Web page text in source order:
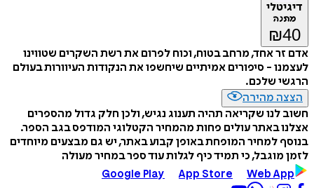
דיגיטלי
מתנה
₪40
אדם זר אחד, מרחב בטוח, וכוח לפרום את רשת השקרים שטווינו
לעצמנו - סיפורים אמיתיים שיחשפו את הנקודות העיוורות בעולם
הרגשי שלכם.
הצצה מהירה
חשוב לנו שקריאה תהיה תענוג נגיש, ולכן חלק גדול מהספרים
אצלנו באתר עולים פחות מהמחיר הקטלוגי המודפס בגב הספר.
בנוסף למחיר המופחת באופן קבוע באתר, יש גם מבצעים מיוחדים
לזמן מוגבל, כי תמיד כיף לגלות עוד ספר במחיר מעולה
Google Play
App Store Web App